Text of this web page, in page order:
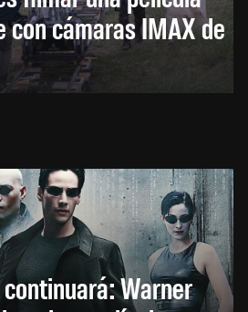
cámaras IMAX de
Warner